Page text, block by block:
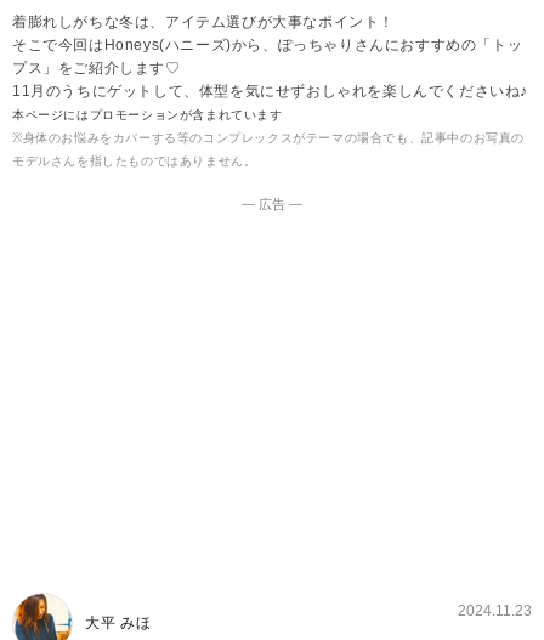
着膨れしがちな冬は、アイテム選びが大事なポイント！
そこで今回はHoneys(ハニーズ)から、ぽっちゃりさんにおすすめの「トッ
プス」をご紹介します♡
11月のうちにゲットして、体型を気にせずおしゃれを楽しんでくださいね♪
本ページにはプロモーションが含まれています
※身体のお悩みをカバーする等のコンプレックスがテーマの場合でも、記事中のお写真の
モデルさんを指したものではありません。
― 広告 ―
大平 みほ
2024.11.23